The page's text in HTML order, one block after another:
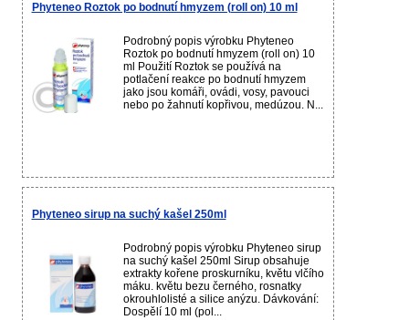
Phyteneo Roztok po bodnutí hmyzem (roll on) 10 ml
Podrobný popis výrobku Phyteneo
Roztok po bodnutí hmyzem (roll on) 10
ml Použití Roztok se používá na
potlačení reakce po bodnutí hmyzem
jako jsou komáři, ovádi, vosy, pavouci
nebo po žahnutí kopřivou, medúzou. N...
Phyteneo sirup na suchý kašel 250ml
Podrobný popis výrobku Phyteneo sirup
na suchý kašel 250ml Sirup obsahuje
extrakty kořene proskurníku, květu vlčího
máku. květu bezu černého, rosnatky
okrouhlolisté a silice anýzu. Dávkování:
Dospělí 10 ml (pol...